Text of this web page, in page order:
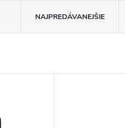
NAJPREDÁVANEJŠIE